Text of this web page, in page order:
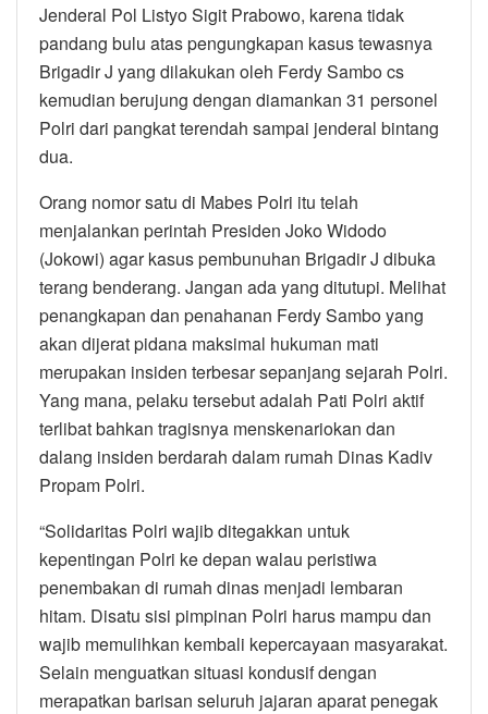
Jenderal Pol Listyo Sigit Prabowo, karena tidak
pandang bulu atas pengungkapan kasus tewasnya
Brigadir J yang dilakukan oleh Ferdy Sambo cs
kemudian berujung dengan diamankan 31 personel
Polri dari pangkat terendah sampai jenderal bintang
dua.
Orang nomor satu di Mabes Polri itu telah
menjalankan perintah Presiden Joko Widodo
(Jokowi) agar kasus pembunuhan Brigadir J dibuka
terang benderang. Jangan ada yang ditutupi. Melihat
penangkapan dan penahanan Ferdy Sambo yang
akan dijerat pidana maksimal hukuman mati
merupakan insiden terbesar sepanjang sejarah Polri.
Yang mana, pelaku tersebut adalah Pati Polri aktif
terlibat bahkan tragisnya menskenariokan dan
dalang insiden berdarah dalam rumah Dinas Kadiv
Propam Polri.
“Solidaritas Polri wajib ditegakkan untuk
kepentingan Polri ke depan walau peristiwa
penembakan di rumah dinas menjadi lembaran
hitam. Disatu sisi pimpinan Polri harus mampu dan
wajib memulihkan kembali kepercayaan masyarakat.
Selain menguatkan situasi kondusif dengan
merapatkan barisan seluruh jajaran aparat penegak